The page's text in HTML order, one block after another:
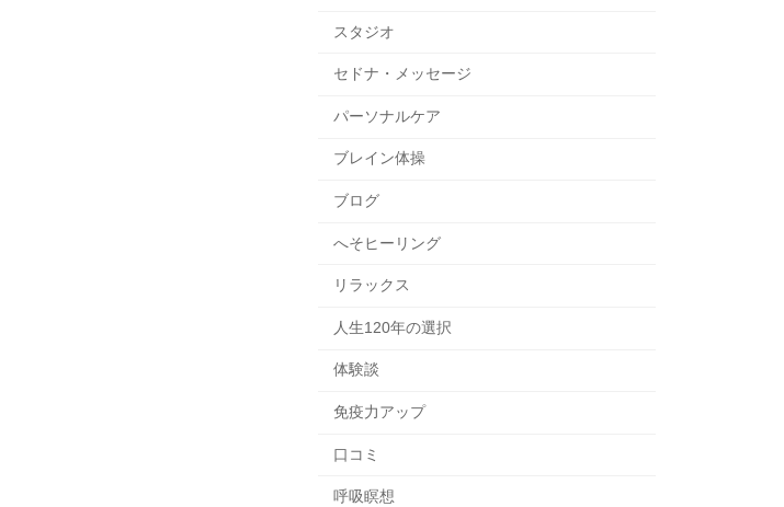
スタジオ
セドナ・メッセージ
パーソナルケア
ブレイン体操
ブログ
へそヒーリング
リラックス
人生120年の選択
体験談
免疫力アップ
口コミ
呼吸瞑想